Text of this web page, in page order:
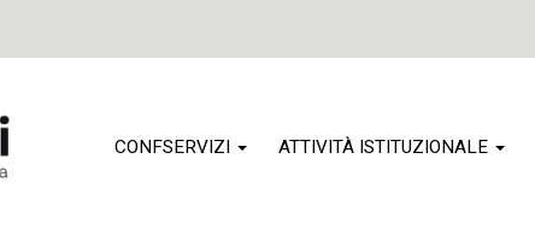
CONFSERVIZI ATTIVITÀ ISTITUZIONALE